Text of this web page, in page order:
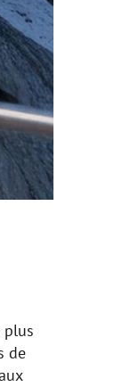
plus
de